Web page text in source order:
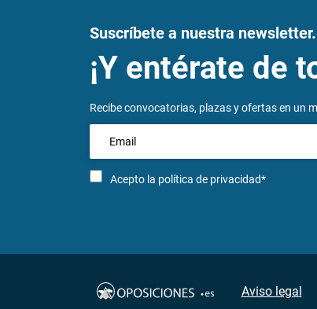
Suscríbete a nuestra
¡Y entérate de
Recibe convocatorias, plazas y ofertas en un
Acepto la política de privacidad*
Aviso legal